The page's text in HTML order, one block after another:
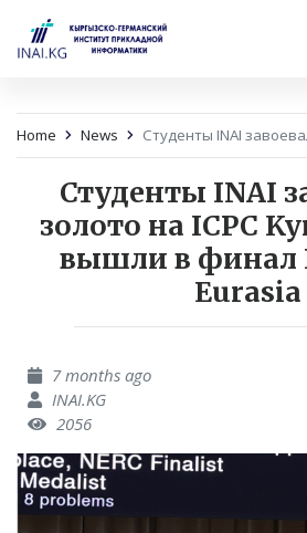
Home News Студенты INAI
Студенты INAI
золото на ICPC
вышли в финал
Eurasia
7 months ago
INAI.KG
2056